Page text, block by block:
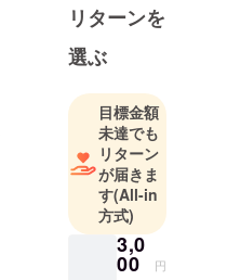
リターンを
選ぶ
目標金額
未達でも
リターン
が届きま
す(All-in
方式)
3,0
00 円